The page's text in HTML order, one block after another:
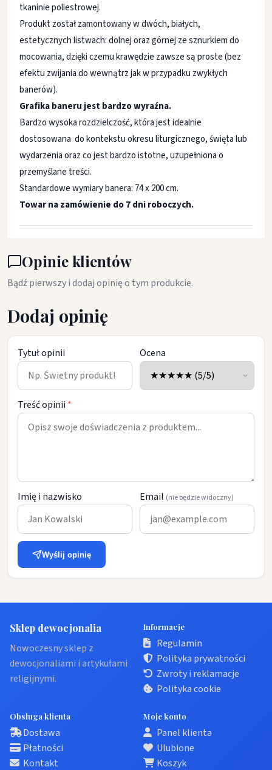
tkaninie poliestrowej.
Produkt został zamontowany w dwóch, białych,
estetycznych listwach: dolnej oraz górnej ze sznurkiem do
mocowania, dzięki czemu krawędzie zawsze są proste (bez
efektu zwijania do wewnątrz jak w przypadku zwykłych
banerów).
Grafika baneru jest bardzo wyraźna.
Bardzo wysoka rozdzielczość, która jest idealnie
dostosowana do kontekstu okresu liturgicznego, święta lub
wydarzenia oraz co jest bardzo istotne, uzupełniona o
przemyślane treści.
Standardowe wymiary banera: 74 x 200 cm.
Towar na zamówienie do 7 dni roboczych.
Opinie klientów
Bądź pierwszy i dodaj opinię o tym produkcie.
Dodaj opinię
Tytuł opinii Ocena
Treść opinii *
Imię i nazwisko Email (nie będzie widoczny)
Wyślij opinię
Sklep dewocjonalia
Nowoczesny sklep z
dewocjonaliami i artykułami
religijnymi.
Informacje
Regulamin
Polityka prywatności
Zwroty i reklamacje
Polityka cookie
Obsługa klienta
Dostawa
Płatności
Kontakt
Moje konto
Panel klienta
Ulubione
Koszyk